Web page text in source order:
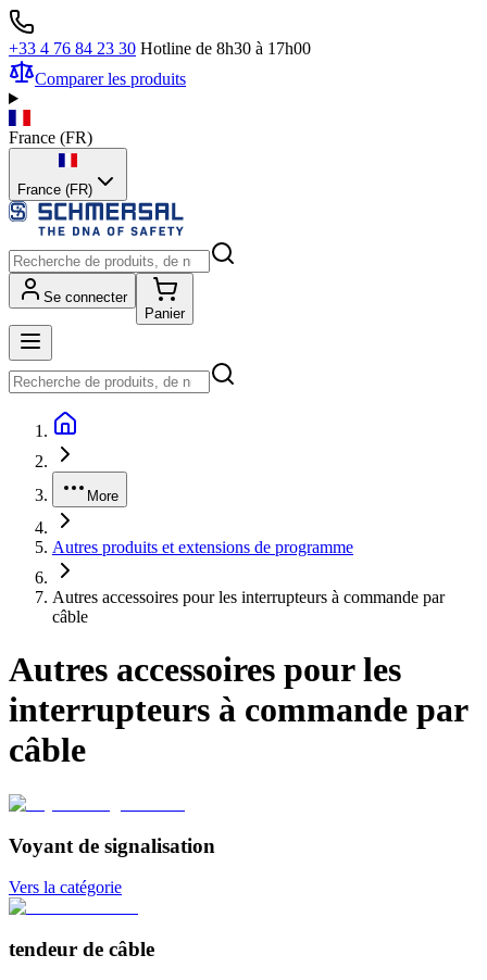
+33 4 76 84 23 30 Hotline de 8h30 à 17h00
Comparer les produits
France (FR)
France (FR)
Se connecter
Panier
More
Autres produits et extensions de programme
Autres accessoires pour les interrupteurs à commande par
câble
Autres accessoires pour les
interrupteurs à commande par
câble
Voyant de signalisation
Vers la catégorie
tendeur de câble